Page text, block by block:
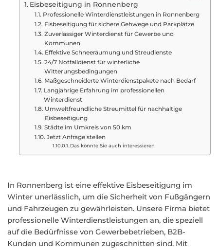
Eisbeseitigung in Ronnenberg
Professionelle Winterdienstleistungen in Ronnenberg
Eisbeseitigung für sichere Gehwege und Parkplätze
Zuverlässiger Winterdienst für Gewerbe und
Kommunen
Effektive Schneeräumung und Streudienste
24/7 Notfalldienst für winterliche
Witterungsbedingungen
Maßgeschneiderte Winterdienstpakete nach Bedarf
Langjährige Erfahrung im professionellen
Winterdienst
Umweltfreundliche Streumittel für nachhaltige
Eisbeseitigung
Städte im Umkreis von 50 km
Jetzt Anfrage stellen
Das könnte Sie auch interessieren
In Ronnenberg ist eine effektive Eisbeseitigung im
Winter unerlässlich, um die Sicherheit von Fußgängern
und Fahrzeugen zu gewährleisten. Unsere Firma bietet
professionelle Winterdienstleistungen an, die speziell
auf die Bedürfnisse von Gewerbebetrieben, B2B-
Kunden und Kommunen zugeschnitten sind. Mit